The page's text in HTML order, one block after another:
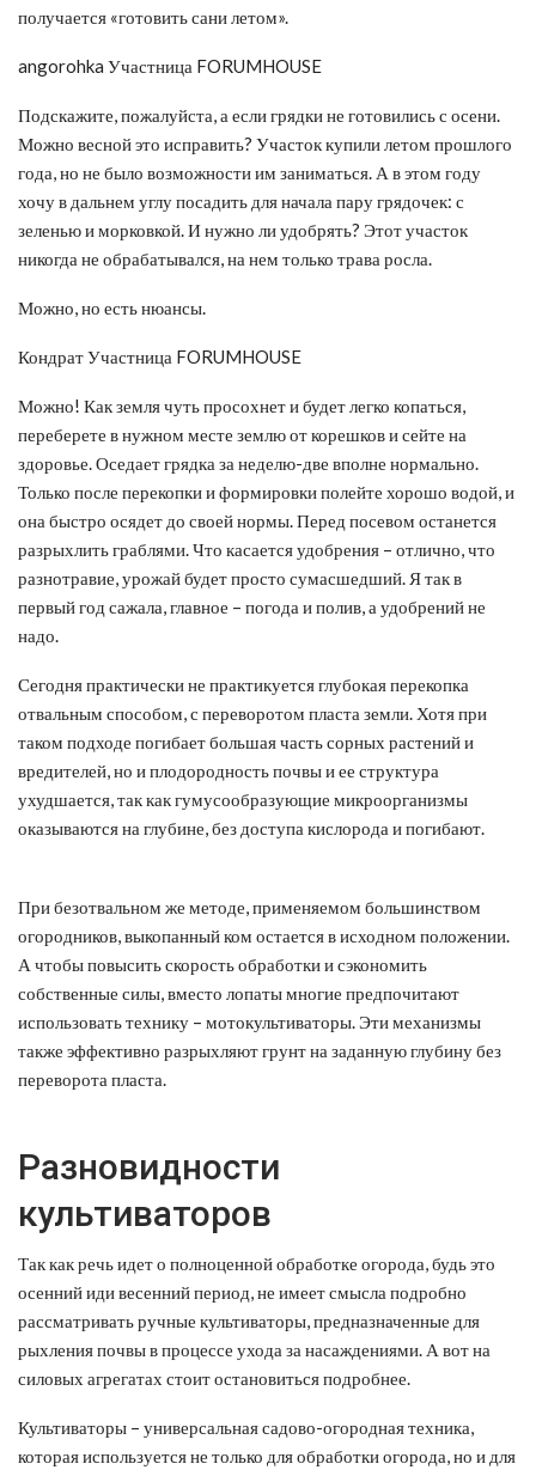
получается «готовить сани летом».
angorohka Участница FORUMHOUSE
Подскажите, пожалуйста, а если грядки не готовились с осени.
Можно весной это исправить? Участок купили летом прошлого
года, но не было возможности им заниматься. А в этом году
хочу в дальнем углу посадить для начала пару грядочек: с
зеленью и морковкой. И нужно ли удобрять? Этот участок
никогда не обрабатывался, на нем только трава росла.
Можно, но есть нюансы.
Кондрат Участница FORUMHOUSE
Можно! Как земля чуть просохнет и будет легко копаться,
переберете в нужном месте землю от корешков и сейте на
здоровье. Оседает грядка за неделю-две вполне нормально.
Только после перекопки и формировки полейте хорошо водой, и
она быстро осядет до своей нормы. Перед посевом останется
разрыхлить граблями. Что касается удобрения – отлично, что
разнотравие, урожай будет просто сумасшедший. Я так в
первый год сажала, главное – погода и полив, а удобрений не
надо.
Сегодня практически не практикуется глубокая перекопка
отвальным способом, с переворотом пласта земли. Хотя при
таком подходе погибает большая часть сорных растений и
вредителей, но и плодородность почвы и ее структура
ухудшается, так как гумусообразующие микроорганизмы
оказываются на глубине, без доступа кислорода и погибают.
При безотвальном же методе, применяемом большинством
огородников, выкопанный ком остается в исходном положении.
А чтобы повысить скорость обработки и сэкономить
собственные силы, вместо лопаты многие предпочитают
использовать технику – мотокультиваторы. Эти механизмы
также эффективно разрыхляют грунт на заданную глубину без
переворота пласта.
Разновидности
культиваторов
Так как речь идет о полноценной обработке огорода, будь это
осенний иди весенний период, не имеет смысла подробно
рассматривать ручные культиваторы, предназначенные для
рыхления почвы в процессе ухода за насаждениями. А вот на
силовых агрегатах стоит остановиться подробнее.
Культиваторы – универсальная садово-огородная техника,
которая используется не только для обработки огорода, но и для